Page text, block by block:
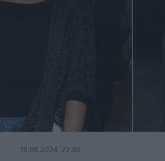
18.06.2024, 22:40